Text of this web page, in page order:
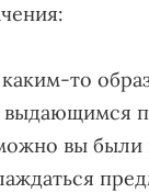
то
выдающимся
вы